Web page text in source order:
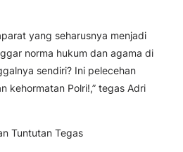
yang seharusnya menjadi
norma hukum dan agama di
sendiri? Ini pelecehan
kehormatan Polri!,” tegas Adri
Tuntutan Tegas